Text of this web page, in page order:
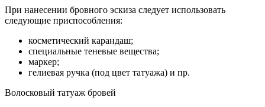
При нанесении бровного эскиза следует использовать
следующие приспособления:
косметический карандаш;
специальные теневые вещества;
маркер;
гелиевая ручка (под цвет татуажа) и пр.
Волосковый татуаж бровей